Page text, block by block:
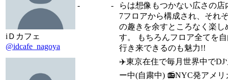
iＤカフェ
@idcafe_nagoya
- -
らは想像もつかない広さの店
7フロアから構成され、それ
の趣きを余すところなく楽し
す。 もちろんフロア全てを
行き来できるのも魅力!!
✈️東京在住で毎月世界中でDJ
ー中(自粛中) 📻NYC発アメリ